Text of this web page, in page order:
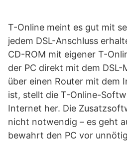
T-Online meint es gut mit
jedem DSL-Anschluss
CD-ROM mit eigener T-
der PC direkt mit dem
über einen Router mit dem
ist, stellt die T-Online-
Internet her. Die
nicht notwendig – es geht
bewahrt den PC vor